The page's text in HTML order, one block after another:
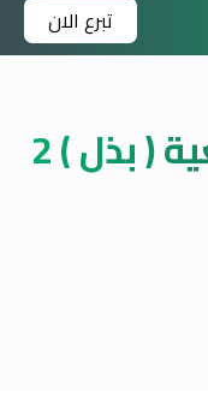
تبرع الان
( بذل ) 2